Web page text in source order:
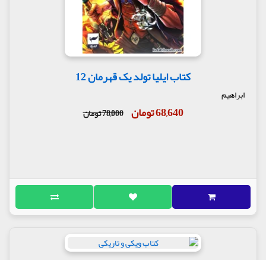
کتاب ایلیا تولد یک قهرمان 12
ابراهیم
68,640 تومان 78,000 تومان